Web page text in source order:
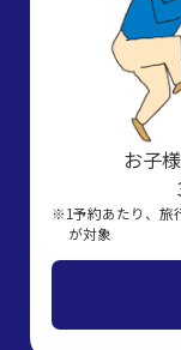
お子
1予約あたり、旅
が対象